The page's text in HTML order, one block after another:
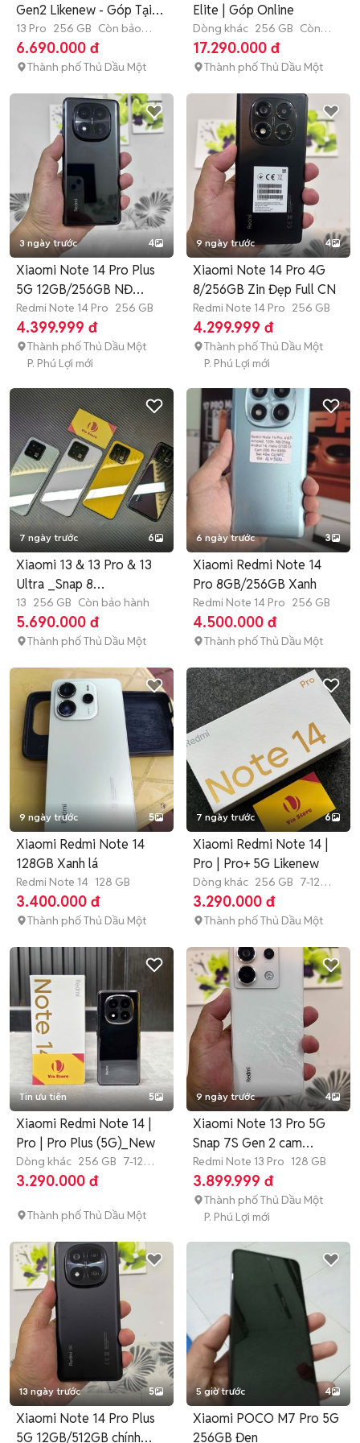
Gen2 Likenew - Góp Tại
nhà
13 Pro 256 GB Còn bảo
hành
6.690.000 đ
Thành phố Thủ Dầu Một
Elite | Góp Online
Dòng khác 256 GB Còn
bảo hành
17.290.000 đ
Thành phố Thủ Dầu Một
3 ngày trước 4
Xiaomi Note 14 Pro Plus
5G 12GB/256GB NĐ
6200Mah
Redmi Note 14 Pro 256 GB
4.399.999 đ
Thành phố Thủ Dầu Một
P. Phú Lợi mới
9 ngày trước 4
Xiaomi Note 14 Pro 4G
8/256GB Zin Đẹp Full CN
Redmi Note 14 Pro 256 GB
4.299.999 đ
Thành phố Thủ Dầu Một
P. Phú Lợi mới
7 ngày trước 6
Xiaomi 13 & 13 Pro & 13
Ultra _Snap 8
Gen2_Zinkeng
13 256 GB Còn bảo hành
5.690.000 đ
Thành phố Thủ Dầu Một
6 ngày trước 3
Xiaomi Redmi Note 14
Pro 8GB/256GB Xanh
Redmi Note 14 Pro 256 GB
4.500.000 đ
Thành phố Thủ Dầu Một
9 ngày trước 5
Xiaomi Redmi Note 14
128GB Xanh lá
Redmi Note 14 128 GB
3.400.000 đ
Thành phố Thủ Dầu Một
7 ngày trước 6
Xiaomi Redmi Note 14 |
Pro | Pro+ 5G Likenew
Dòng khác 256 GB 7-12
tháng
3.290.000 đ
Thành phố Thủ Dầu Một
Tin ưu tiên 5
Xiaomi Redmi Note 14 |
Pro | Pro Plus (5G)_New
Dòng khác 256 GB 7-12
tháng
3.290.000 đ
Thành phố Thủ Dầu Một
9 ngày trước 4
Xiaomi Note 13 Pro 5G
Snap 7S Gen 2 cam
200mp
Redmi Note 13 Pro 128 GB
3.899.999 đ
Thành phố Thủ Dầu Một
P. Phú Lợi mới
13 ngày trước 5
Xiaomi Note 14 Pro Plus
5G 12GB/512GB chính
5 giờ trước 4
Xiaomi POCO M7 Pro 5G
256GB Đen